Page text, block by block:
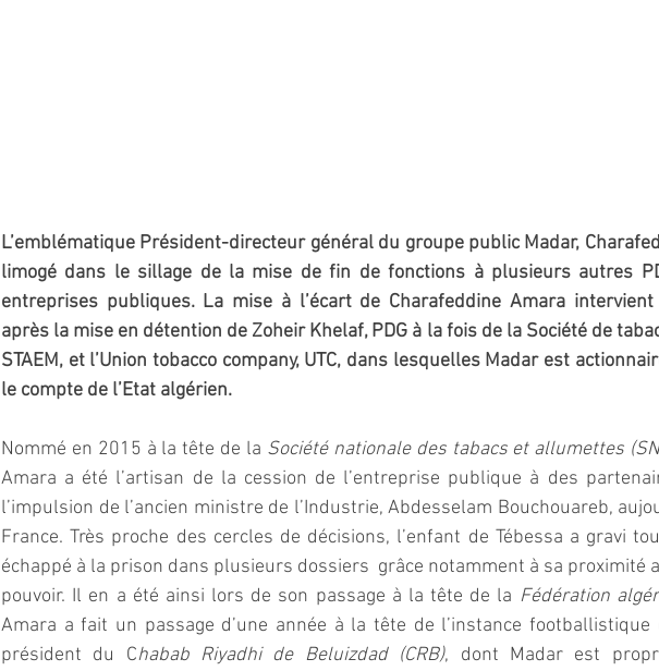
L’emblématique Président-directeur général du groupe public Madar,
limogé dans le sillage de la mise de fin de fonctions à plusieurs autres
entreprises publiques. La mise à l’écart de Charafeddine Amara
après la mise en détention de Zoheir Khelaf, PDG à la fois de la Société de
STAEM, et l’Union tobacco company, UTC, dans lesquelles Madar est
le compte de l’Etat algérien.
Nommé en 2015 à la tête de la Société nationale des tabacs et allumettes
Amara a été l’artisan de la cession de l’entreprise publique à des
l’impulsion de l’ancien ministre de l’Industrie, Abdesselam Bouchouareb,
France. Très proche des cercles de décisions, l’enfant de Tébessa a gravi
échappé à la prison dans plusieurs dossiers  grâce notamment à sa proximité
pouvoir. Il en a été ainsi lors de son passage à la tête de la Fédération
Amara a fait un passage d’une année à la tête de l’instance footballistique
président du Chabab Riyadhi de Beluizdad (CRB), dont Madar est